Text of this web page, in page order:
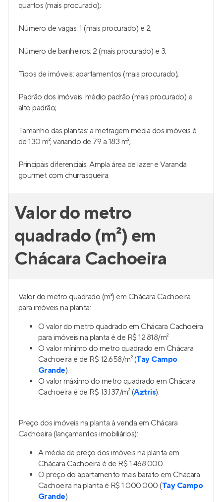
quartos (mais procurado);
Número de vagas: 1 (mais procurado) e 2;
Número de banheiros: 2 (mais procurado) e 3;
Tipos de imóveis: apartamentos (mais procurado);
Padrão dos imóveis: médio padrão (mais procurado) e
alto padrão;
Tamanho das plantas: a metragem média dos imóveis é
de 130 m², variando de 79 a 183 m²;
Principais diferenciais: Ampla área de lazer e Varanda
gourmet com churrasqueira.
Valor do metro
quadrado (m²) em
Chácara Cachoeira
Valor do metro quadrado (m²) em Chácara Cachoeira
para imóveis na planta:
O valor do metro quadrado em Chácara Cachoeira
para imóveis na planta é de R$ 12.818/m²
O valor mínimo do metro quadrado em Chácara
Cachoeira é de R$ 12.658/m² (Tay Campo
Grande).
O valor máximo do metro quadrado em Chácara
Cachoeira é de R$ 13.137/m² (Aztris).
Preço dos imóveis na planta à venda em Chácara
Cachoeira (lançamentos imobiliários):
A média de preço dos imóveis na planta em
Chácara Cachoeira é de R$ 1.468.000.
O preço do apartamento mais barato em Chácara
Cachoeira na planta é R$ 1.000.000 (Tay Campo
Grande)